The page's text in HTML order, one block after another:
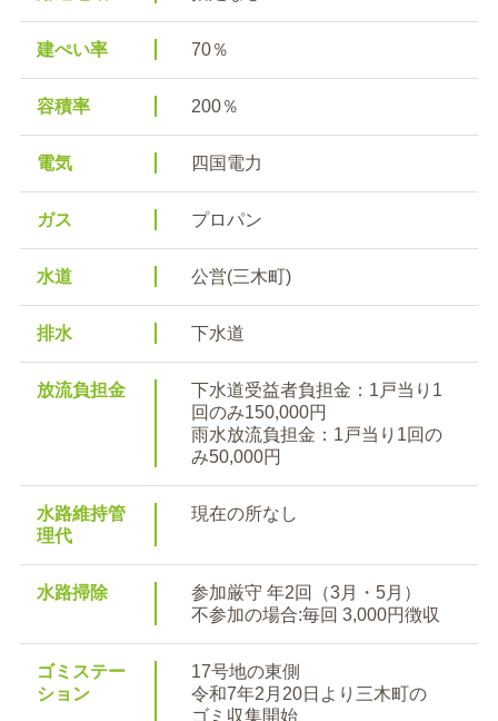
建ぺい率 70％
容積率 200％
電気 四国電力
ガス プロパン
水道 公営(三木町)
排水 下水道
放流負担金
下水道受益者負担金：1戸当り1
回のみ150,000円
雨水放流負担金：1戸当り1回の
み50,000円
水路維持管
理代
現在の所なし
水路掃除
参加厳守 年2回（3月・5月）
不参加の場合:毎回 3,000円徴収
ゴミステー
ション
17号地の東側
令和7年2月20日より三木町の
ゴミ収集開始